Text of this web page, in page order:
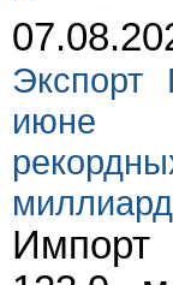
Экспорт
июне